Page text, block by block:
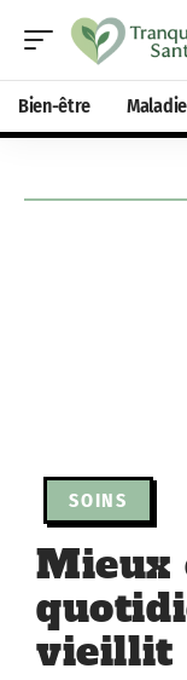
Bien-être Maladie
SOINS
Mieux
vieillit